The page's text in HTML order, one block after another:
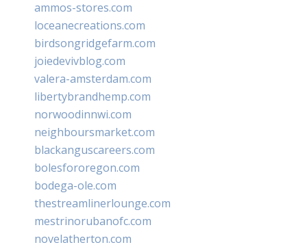
ammos-stores.com
loceanecreations.com
birdsongridgefarm.com
joiedevivblog.com
valera-amsterdam.com
libertybrandhemp.com
norwoodinnwi.com
neighboursmarket.com
blackanguscareers.com
bolesfororegon.com
bodega-ole.com
thestreamlinerlounge.com
mestrinorubanofc.com
novelatherton.com